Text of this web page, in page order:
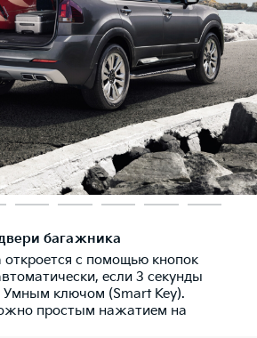
багажника
с помощью кнопок
если 3 секунды
Умным ключом (Smart Key).
простым нажатием на